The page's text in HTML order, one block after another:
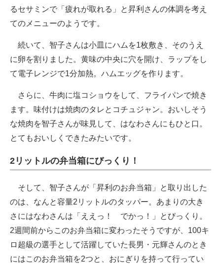
るセサミンで「疲れが取れる」と昇利さんの体調を考え
てのメニューのようです。
続いて、智子さんは小皿にハムを1枚敷き、そのうえ
に卵を割りました。黄味の中央に穴を開け、ラップをし
て電子レンジで1分加熱。ハムエッグを作ります。
さらに、牛肉に塩コショウをして、フライパンで焼き
ます。味付けは焼肉のタレとコチュジャン。おいしそう
な焼肉を智子さんが味見して、はなわさんにもひと口。
とてもおいしくできたみたいです。
2リットルの弁当箱にびっくり！
そして、智子さんが「昇利のお弁当箱」と取り出した
のは、なんと容量2リットルのタッパー。あまりの大き
さにはなわさんは「ええっ！ でかっ！」とびっくり。
2週間前からこのお弁当箱に変わったそうですが、100キ
ロ超級の選手として活躍していた長男・元輝さんのとき
にはこのお弁当箱を2つと、おにぎりを持って行ってい